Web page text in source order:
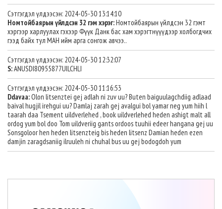
Сэтгэгдэл үлдээсэн: 2024-05-30 13:14:10
Номтойбаярын үйлдсэн 32 гэм хэрэг:Номтойбаярын үйлдсэн 32 гэмт
хэргээр харлуулах гэхээр Фүүк Данк бас хам хэрэгтнүүүдээр холбогдчих
гээд байх тул МАН ийм арга сонгож авчээ..
Сэтгэгдэл үлдээсэн: 2024-05-30 12:32:07
S:ANUSDI80955877UILCHLI
Сэтгэгдэл үлдээсэн: 2024-05-30 11:16:53
Ddavaa:Olon litsenztei gej adlah ni zuv uu? Buten baiguulagchdiig adlaad
baival hugjil irehgui uu? Damlaj zarah gej avalgui bol yamar neg yum hiih l
taarah daa Tsement uildverlehed , book uildverlehed heden ashigt malt all
ordog yum bol doo Tom uildveriig gants ordoos tuuhii edeer hangana gej uu
Sonsgoloor hen heden litsenzteig bis heden litsenz Damian heden ezen
damjin zaragdsaniig ilruuleh ni chuhal bus uu gej bodogdoh yum